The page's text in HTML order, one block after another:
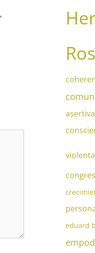
,
asertiva
violenta
eduard